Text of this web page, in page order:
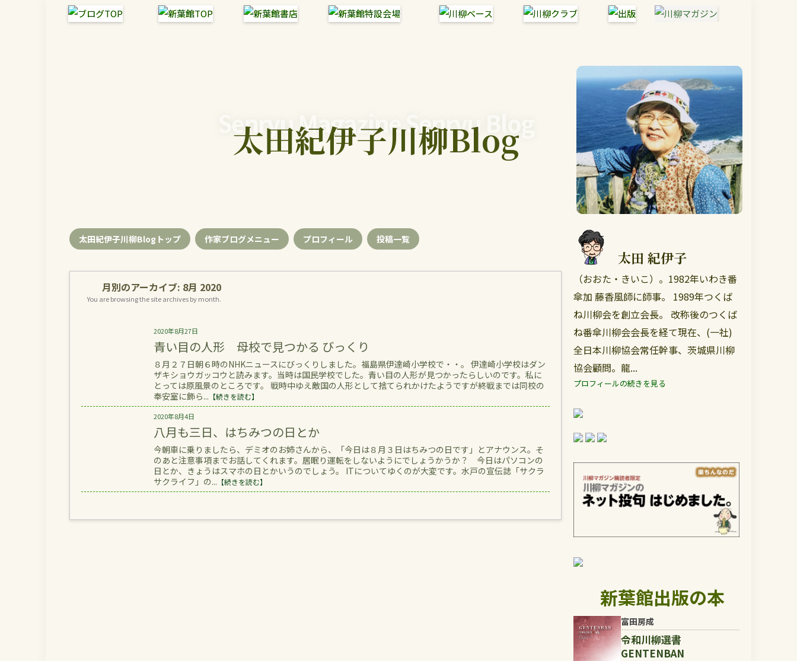
Senryu Magazine Senryu Blog
太田紀伊子川柳Blog
太田紀伊子川柳Blogトップ 作家ブログメニュー プロフィール 投稿一覧
月別のアーカイブ: 8月 2020
You are browsing the site archives by month.
2020年8月27日
青い目の人形 母校で見つかる びっくり
８月２７日朝６時のNHKニュースにびっくりしました。福島県伊達崎小学校で・・。 伊達崎小学校はダン
ザキショウガッコウと読みます。当時は国民学校でした。青い目の人形が見つかったらしいのです。私に
とっては原風景のところです。 戦時中ゆえ敵国の人形として捨てられかけたようですが終戦までは同校の
奉安室に飾ら... 【続きを読む】
2020年8月4日
八月も三日、はちみつの日とか
今朝車に乗りましたら、デミオのお姉さんから、「今日は８月３日はちみつの日です」とアナウンス。そ
のあと注意事項までお話してくれます。居眠り運転をしないようにでしょうかうか？ 今日はパソコンの
日とか、きょうはスマホの日とかいうのでしょう。 ITについてゆくのが大変です。水戸の宣伝誌「サクラ
サクライフ」の... 【続きを読む】
太田 紀伊子
（おおた・きいこ）。1982年いわき番
傘加 藤香風師に師事。 1989年つくば
ね川柳会を創立会長。 改称後のつくば
ね番傘川柳会会長を経て現在、(一社)
全日本川柳協会常任幹事、茨城県川柳
協会顧問。龍...
プロフィールの続きを見る
新葉館出版の本
富田房成
令和川柳選書
GENTENBAN